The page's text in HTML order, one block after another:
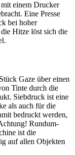
einem Drucker
Eine Presse
bei hoher
Hitze löst sich die
Gaze über einen
Tinte durch die
Siebdruck ist eine
als auch für die
bedruckt werden,
Rundum-
ist die
auf allen Objekten